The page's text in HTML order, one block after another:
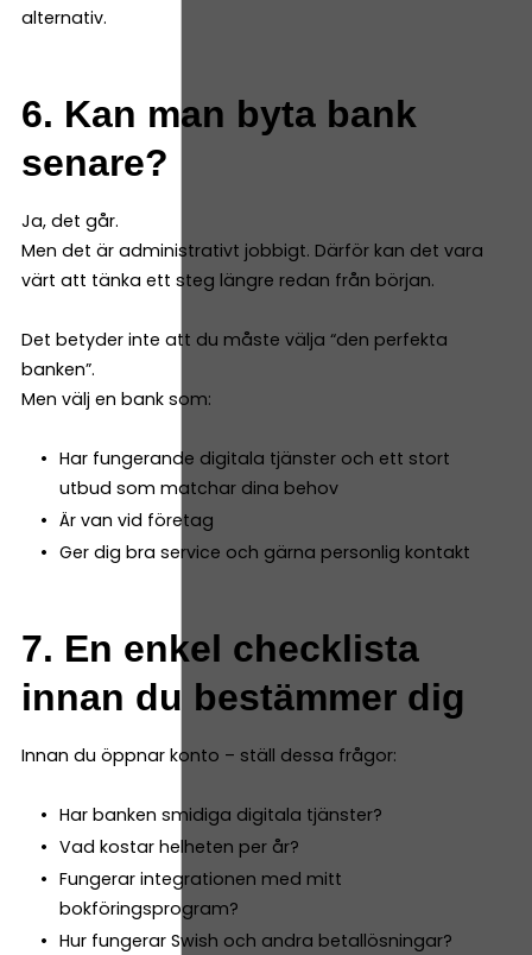
alternativ.
6. Kan man byta bank
senare?
Ja, det går.
Men det är administrativt jobbigt. Därför kan det vara
värt att tänka ett steg längre redan från början.
Det betyder inte att du måste välja “den perfekta
banken”.
Men välj en bank som:
Har fungerande digitala tjänster och ett stort
utbud som matchar dina behov
Är van vid företag
Ger dig bra service och gärna personlig kontakt
7. En enkel checklista
innan du bestämmer dig
Innan du öppnar konto – ställ dessa frågor:
Har banken smidiga digitala tjänster?
Vad kostar helheten per år?
Fungerar integrationen med mitt
bokföringsprogram?
Hur fungerar Swish och andra betallösningar?